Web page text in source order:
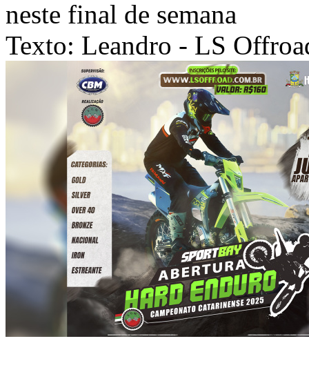
neste final de semana
Texto: Leandro - LS